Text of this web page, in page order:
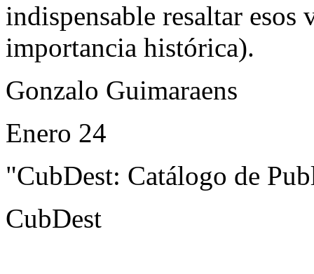
indispensable resaltar
importancia histórica).
Gonzalo Guimaraens
Enero 24
"CubDest: Catálogo de
CubDest